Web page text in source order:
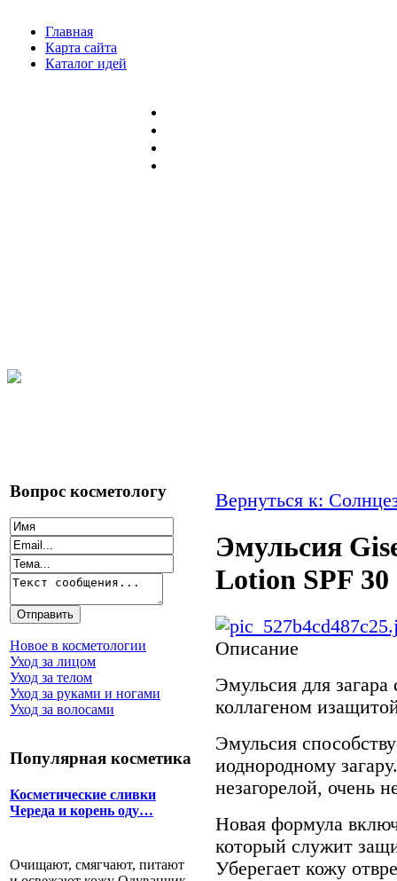
Главная
Карта сайта
Каталог идей
Вопрос косметологу
Новое в косметологии
Уход за лицом
Уход за телом
Уход за руками и ногами
Уход за волосами
Популярная косметика
Косметические сливки
Череда и корень оду…
Очищают, смягчают, питают
Вернуться к:
Эмульсия
Lotion SPF 30
Описание
Эмульсия для загара
коллагеном
Эмульсия
иоднородному
незагорелой, очень
Новая формула
который служит
Уберегает кожу